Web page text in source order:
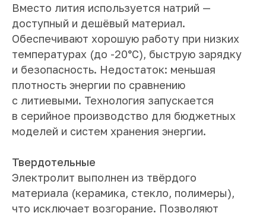
Вместо лития используется натрий —
доступный и дешёвый материал.
Обеспечивают хорошую работу при низких
температурах (до -20°C), быструю зарядку
и безопасность. Недостаток: меньшая
плотность энергии по сравнению
с литиевыми. Технология запускается
в серийное производство для бюджетных
моделей и систем хранения энергии.
Твердотельные
Электролит выполнен из твёрдого
материала (керамика, стекло, полимеры),
что исключает возгорание. Позволяют